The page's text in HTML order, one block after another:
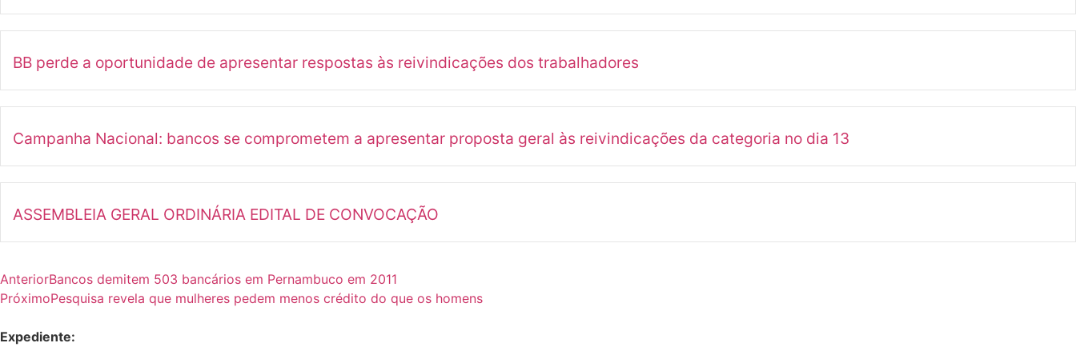
BB perde a oportunidade de apresentar respostas às reivindicações dos trabalhadores
Campanha Nacional: bancos se comprometem a apresentar proposta geral às reivindicações da categoria no dia 13
ASSEMBLEIA GERAL ORDINÁRIA EDITAL DE CONVOCAÇÃO
AnteriorBancos demitem 503 bancários em Pernambuco em 2011
PróximoPesquisa revela que mulheres pedem menos crédito do que os homens
Expediente: